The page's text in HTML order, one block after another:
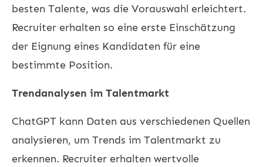
besten Talente, was die Vorauswahl erleichtert.
Recruiter erhalten so eine erste Einschätzung
der Eignung eines Kandidaten für eine
bestimmte Position.
Trendanalysen im Talentmarkt
ChatGPT kann Daten aus verschiedenen Quellen
analysieren, um Trends im Talentmarkt zu
erkennen. Recruiter erhalten wertvolle